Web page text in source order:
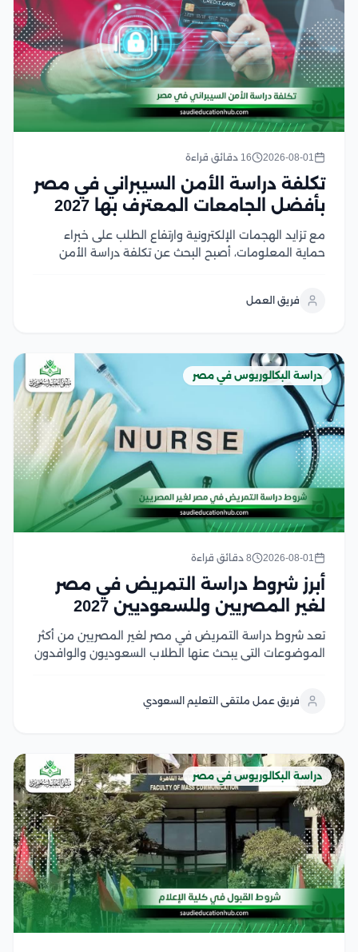
2026-08-01 16 دقائق قراءة
تكلفة دراسة الأمن السيبراني في مصر
بأفضل الجامعات المعترف بها 2027
مع تزايد الهجمات الإلكترونية وارتفاع الطلب على خبراء
حماية المعلومات، أصبح البحث عن تكلفة دراسة الأمن
يجعل اتخاذ القرار أكثر صعوبة لحسن...
فريق العمل
دراسة البكالوريوس في مصر
2026-08-01 8 دقائق قراءة
أبرز شروط دراسة التمريض في مصر
لغير المصريين وللسعوديين 2027
تعد شروط دراسة التمريض في مصر لغير المصريين من أكثر
الموضوعات التي يبحث عنها الطلاب السعوديون والوافدون
باعتراف واسع في العديد من الدول...
فريق عمل ملتقى التعليم السعودي
دراسة البكالوريوس في مصر